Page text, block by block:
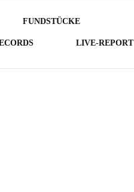
FUNDSTÜCKE
LIVE-REPORT